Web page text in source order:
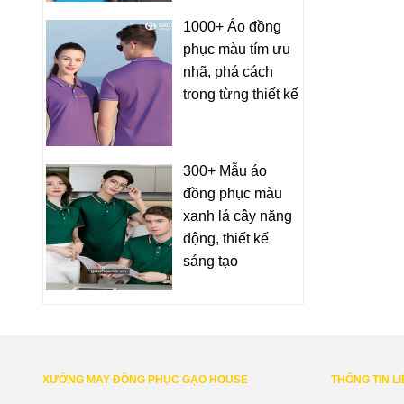
1000+ Áo đồng
phục màu tím ưu
nhã, phá cách
trong từng thiết kế
300+ Mẫu áo
đồng phục màu
xanh lá cây năng
động, thiết kế
sáng tạo
XƯỞNG MAY ĐỒNG PHỤC GẠO HOUSE THÔNG TIN